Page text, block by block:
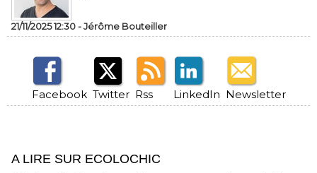
21/11/2025 12:30 -Jérôme Bouteiller
Facebook Twitter Rss LinkedIn Newsletter
A LIRE SUR ECOLOCHIC